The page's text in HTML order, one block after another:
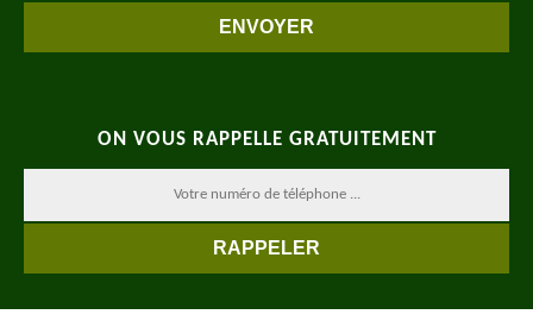
ON VOUS RAPPELLE GRATUITEMENT